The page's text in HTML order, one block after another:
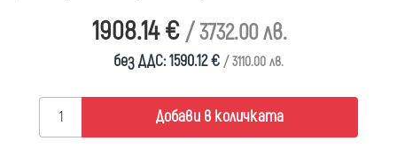
1908.14 € / 3732.00 лв.
без ДДС: 1590.12 € / 3110.00 лв.
Добави в количката